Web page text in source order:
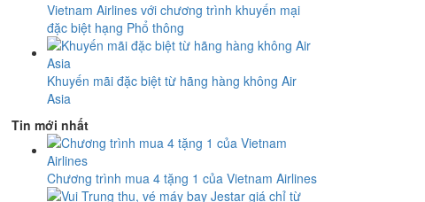
Vietnam Airlines với chương trình khuyến mại
đặc biệt hạng Phổ thông
Khuyến mãi đặc biệt từ hãng hàng không Air
Asia
Tin mới nhất
Chương trình mua 4 tặng 1 của Vietnam Airlines